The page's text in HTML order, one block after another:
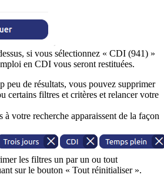
si vous sélectionnez « CDI (941) »
en CDI vous seront restituées.
peu de résultats, vous pouvez supprimer
certains filtres et critères et relancer votre
à votre recherche apparaissent de la façon
les filtres un par un ou tout
sur le bouton « Tout réinitialiser ».